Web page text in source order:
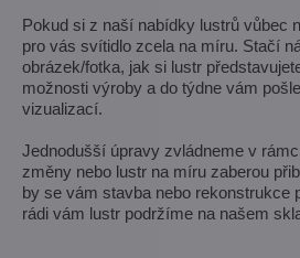
Pokud si z naší nabídky lustrů vůbec
pro vás svítidlo zcela na míru. Stačí
obrázek/fotka, jak si lustr
možnosti výroby a do týdne vám
vizualizací.
Jednodušší úpravy zvládneme v
změny nebo lustr na míru zaberou
by se vám stavba nebo rekonstrukce
rádi vám lustr podržíme na našem